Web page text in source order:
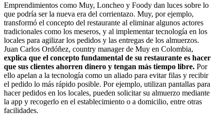
Emprendimientos como Muy, Loncheo y Foody dan luces sobre lo
que podría ser la nueva era del corrientazo. Muy, por ejemplo,
transformó el concepto del restaurante al eliminar algunos actores
tradicionales como los meseros, y al implementar tecnología en los
locales para agilizar los pedidos y las entregas de los almuerzos.
Juan Carlos Ordóñez, country manager de Muy en Colombia,
explica que el concepto fundamental de su restaurante es hacer
que sus clientes ahorren dinero y tengan más tiempo libre. Por
ello apelan a la tecnología como un aliado para evitar filas y recibir
el pedido lo más rápido posible. Por ejemplo, utilizan pantallas para
hacer pedidos en los locales, pueden solicitar su almuerzo mediante
la app y recogerlo en el establecimiento o a domicilio, entre otras
facilidades.